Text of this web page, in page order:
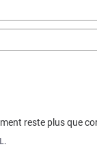
reste plus que